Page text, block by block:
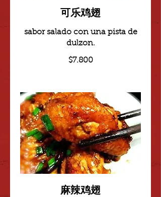
可乐鸡翅
sabor salado con una pista de
dulzon.
$7.800
麻辣鸡翅